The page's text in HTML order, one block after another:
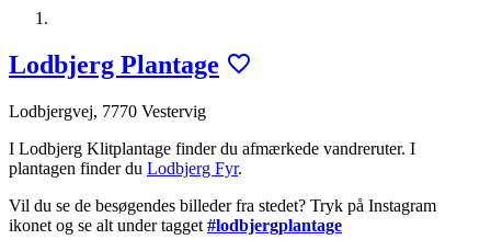
Lodbjerg Plantage
Lodbjergvej, 7770 Vestervig
I Lodbjerg Klitplantage finder du afmærkede vandreruter. I
plantagen finder du Lodbjerg Fyr.
Vil du se de besøgendes billeder fra stedet? Tryk på Instagram
ikonet og se alt under tagget #lodbjergplantage